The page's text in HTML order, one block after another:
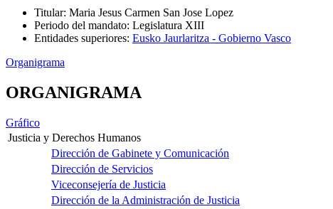
Titular: Maria Jesus Carmen San Jose Lopez
Periodo del mandato: Legislatura XIII
Entidades superiores: Eusko Jaurlaritza - Gobierno Vasco
Organigrama
ORGANIGRAMA
Gráfico
Justicia y Derechos Humanos
Dirección de Gabinete y Comunicación
Dirección de Servicios
Viceconsejería de Justicia
Dirección de la Administración de Justicia